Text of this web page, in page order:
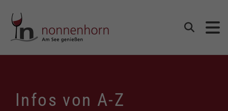
Suchen
Infos von A-Z